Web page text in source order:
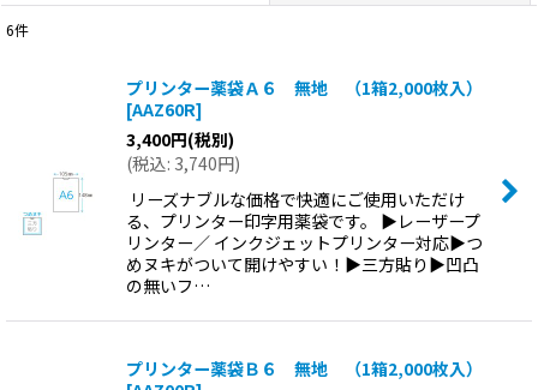
6件
プリンター薬袋Ａ６ 無地 （1箱2,000枚入）
[AAZ60R]
3,400円(税別)
(税込: 3,740円)
リーズナブルな価格で快適にご使用いただけ
る、プリンター印字用薬袋です。 ▶レーザープ
リンター／ インクジェットプリンター対応▶つ
めヌキがついて開けやすい！▶三方貼り▶凹凸
の無いフ…
プリンター薬袋Ｂ６ 無地 （1箱2,000枚入）